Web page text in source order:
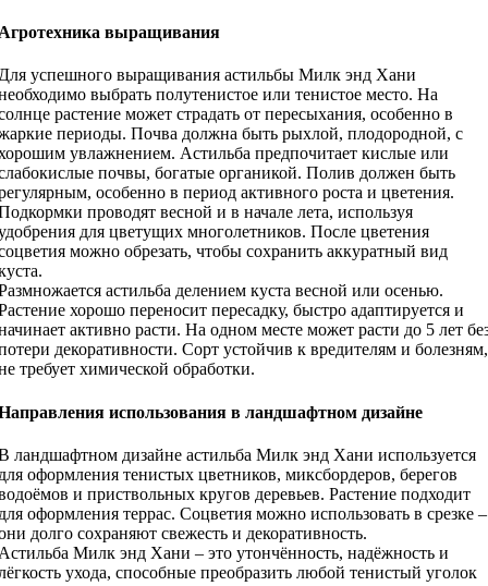
выращивания
успешного выращивания астильбы Милк энд Хани
выбрать полутенистое или тенистое место. На
растение может страдать от пересыхания, особенно в
периоды. Почва должна быть рыхлой, плодородной, с
увлажнением. Астильба предпочитает кислые или
почвы, богатые органикой. Полив должен быть
особенно в период активного роста и цветения.
проводят весной и в начале лета, используя
для цветущих многолетников. После цветения
можно обрезать, чтобы сохранить аккуратный вид
астильба делением куста весной или осенью.
хорошо переносит пересадку, быстро адаптируется и
активно расти. На одном месте может расти до 5 лет
декоративности. Сорт устойчив к вредителям и болезням,
требует химической обработки.
использования в ландшафтном дизайне
ландшафтном дизайне астильба Милк энд Хани используется
оформления тенистых цветников, миксбордеров, берегов
и приствольных кругов деревьев. Растение подходит
оформления террас. Соцветия можно использовать в срезке –
долго сохраняют свежесть и декоративность.
Милк энд Хани – это утончённость, надёжность и
ухода, способные преобразить любой тенистый уголок